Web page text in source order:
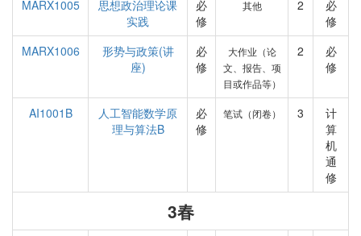
MARX1005
思想政治理论课
实践
必
修
其他 2
必
修
MARX1006
形势与政策(讲
座)
必
修
大作业（论
文、报告、项
目或作品等）
2
必
修
AI1001B
人工智能数学原
理与算法B
必
修
笔试（闭卷） 3
计
算
机
通
修
3春